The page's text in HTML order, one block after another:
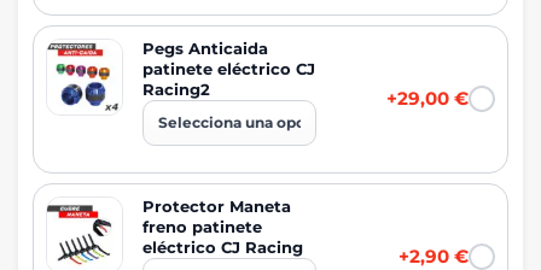
Pegs Anticaida
patinete eléctrico CJ
Racing2
+29,00 €
Protector Maneta
freno patinete
eléctrico CJ Racing
+2,90 €